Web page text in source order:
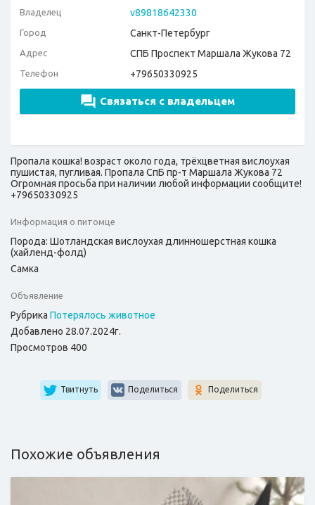
Владелец v89818642330
Город Санкт-Петербург
Адрес СПБ Проспект Маршала Жукова 72
Телефон +79650330925
Связаться с владельцем
Пропала кошка! возраст около года, трёхцветная вислоухая
пушистая, пугливая. Пропала СпБ пр-т Маршала Жукова 72
Огромная просьба при наличии любой информации сообщите!
+79650330925
Информация о питомце
Порода: Шотландская вислоухая длинношерстная кошка
(хайленд-фолд)
Самка
Объявление
Рубрика Потерялось животное
Добавлено 28.07.2024г.
Просмотров 400
Твитнуть Поделиться Поделиться
Похожие объявления